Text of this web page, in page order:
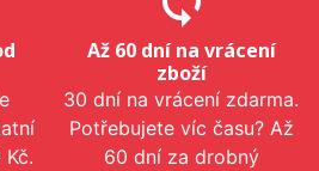
Až 60 dní na vrácení
zboží
30 dní na vrácení zdarma.
Potřebujete víc času? Až
60 dní za drobný